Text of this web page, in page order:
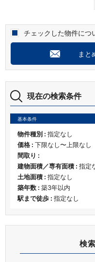
検
現在の検索条件
基本条件
物件種別 : 指定なし
価格 : 下限なし〜上限なし
間取り :
建物面積／専有面積 : 指定
土地面積 : 指定なし
築年数 : 築3年以内
駅まで徒歩 : 指定なし
チェックした物件につ
まと